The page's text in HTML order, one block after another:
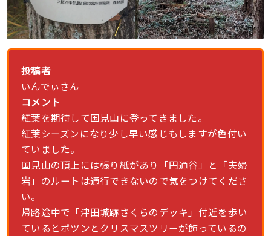
投稿者
いんでぃさん
コメント
紅葉を期待して国見山に登ってきました。
紅葉シーズンになり少し早い感じもしますが色付い
ていました。
国見山の頂上には張り紙があり「円通谷」と「夫婦
岩」のルートは通行できないので気をつけてくださ
い。
帰路途中で「津田城跡さくらのデッキ」付近を歩い
ているとポツンとクリスマスツリーが飾っているの